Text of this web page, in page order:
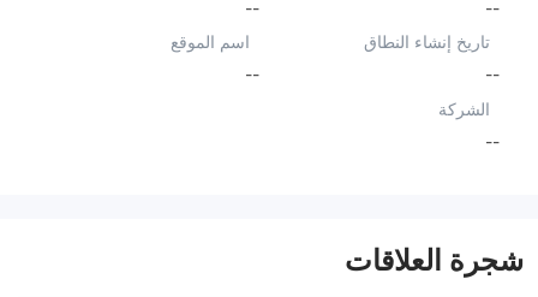
--
--
تاريخ إنشاء النطاق
--
اسم الموقع
--
الشركة
--
شجرة العلاقات